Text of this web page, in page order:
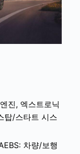
진, 엑스트로닉
탑/스타트 시스
차량/보행